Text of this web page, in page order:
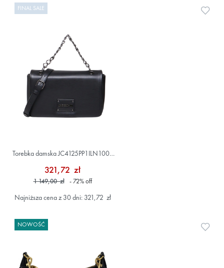
FINAL SALE
Torebka damska JC4125PP1ILN100B
321,72 zł
1 149,00 zł - 72%off
Najniższa cena z 30 dni: 321,72 zł
NOWOŚĆ